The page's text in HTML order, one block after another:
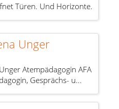
Türen. Und Horizonte.
Unger
Atempädagogin AFA
Gesprächs- u...